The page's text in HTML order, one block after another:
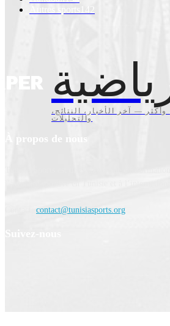
Autres sports 142
— آخر الأخبار، النتائج،
والتحليلات
À propos de nous
contact@tunisiasports.org